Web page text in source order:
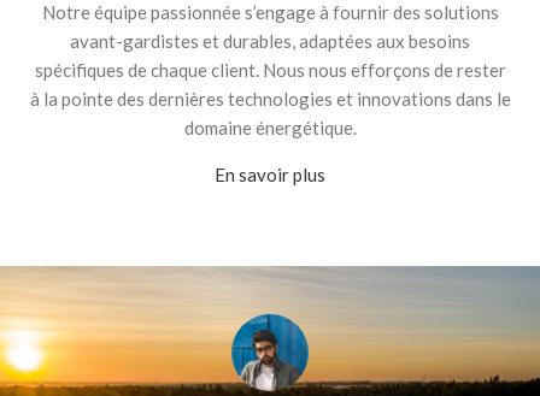
Notre équipe passionnée s’engage à fournir des solutions
avant-gardistes et durables, adaptées aux besoins
spécifiques de chaque client. Nous nous efforçons de rester
à la pointe des dernières technologies et innovations dans le
domaine énergétique.
En savoir plus